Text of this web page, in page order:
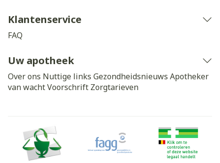
Klantenservice
FAQ
Uw apotheek
Over ons Nuttige links Gezondheidsnieuws Apotheker
van wachtVoorschrift Zorgtarieven